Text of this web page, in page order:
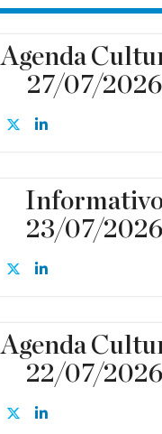
Agenda
27/07/2026
23/07/2026
Agenda
22/07/2026